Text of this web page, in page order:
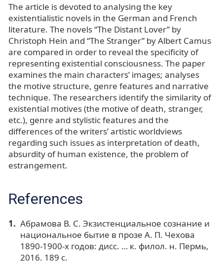
The article is devoted to analysing the key
existentialistic novels in the German and French
literature. The novels “The Distant Lover” by
Christoph Hein and “The Stranger” by Albert Camus
are compared in order to reveal the specificity of
representing existential consciousness. The paper
examines the main characters’ images; analyses
the motive structure, genre features and narrative
technique. The researchers identify the similarity of
existential motives (the motive of death, stranger,
etc.), genre and stylistic features and the
differences of the writers’ artistic worldviews
regarding such issues as interpretation of death,
absurdity of human existence, the problem of
estrangement.
References
Абрамова В. С. Экзистенциальное сознание и
национальное бытие в прозе А. П. Чехова
1890-1900-х годов: дисс. … к. филол. н. Пермь,
2016. 189 с.